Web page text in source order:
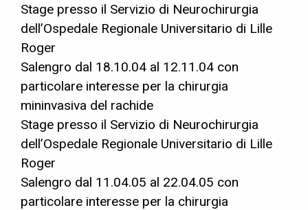
Stage presso il Servizio di Neurochirurgia
dell’Ospedale Regionale Universitario di Lille
Roger
Salengro dal 18.10.04 al 12.11.04 con
particolare interesse per la chirurgia
mininvasiva del rachide
Stage presso il Servizio di Neurochirurgia
dell’Ospedale Regionale Universitario di Lille
Roger
Salengro dal 11.04.05 al 22.04.05 con
particolare interesse per la chirurgia